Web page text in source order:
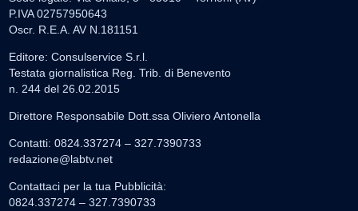
P.IVA 02757950643
Oscr. R.E.A. AV N.181151
Editore: Consulservice S.r.l.
Testata giornalistica Reg. Trib. di Benevento
n. 244 del 26.02.2015
Direttore Responsabile Dott.ssa Oliviero Antonella
Contatti: 0824.337274 – 327.7390733
redazione@labtv.net
Contattaci per la tua Pubblicità:
0824.337274 – 327.7390733